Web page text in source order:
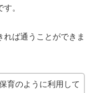
。
ば通うことができま
育のように利用して